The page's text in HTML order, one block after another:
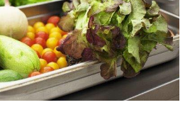
様向けの女性誌、キッチン関連の
物の壁紙などのインテリアから、
のテーブルウェアに至るまで、日
より海外の方が高く評価されてい